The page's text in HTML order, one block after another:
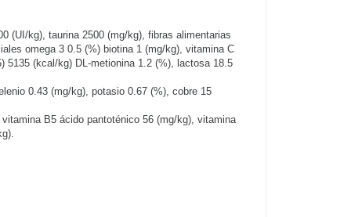
(UI/kg), taurina 2500 (mg/kg), fibras alimentarias
omega 3 0.5 (%) biotina 1 (mg/kg), vitamina C
5135 (kcal/kg) DL-metionina 1.2 (%), lactosa 18.5
0.43 (mg/kg), potasio 0.67 (%), cobre 15
B5 ácido pantoténico 56 (mg/kg), vitamina